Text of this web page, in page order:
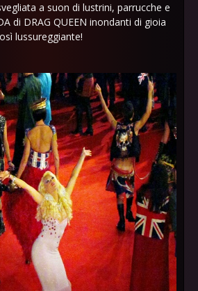
a suon di lustrini, parrucche e
di DRAG QUEEN inondanti di gioia
lussureggiante!